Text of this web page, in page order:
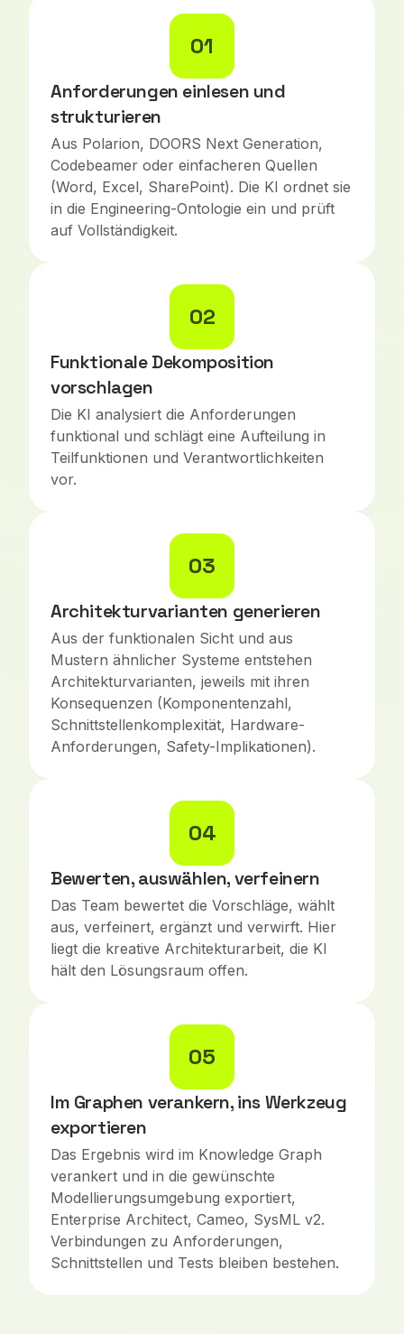
01
Anforderungen einlesen und
strukturieren
Aus Polarion, DOORS Next Generation,
Codebeamer oder einfacheren Quellen
(Word, Excel, SharePoint). Die KI ordnet sie
in die Engineering-Ontologie ein und prüft
auf Vollständigkeit.
02
Funktionale Dekomposition
vorschlagen
Die KI analysiert die Anforderungen
funktional und schlägt eine Aufteilung in
Teilfunktionen und Verantwortlichkeiten
vor.
03
Architekturvarianten generieren
Aus der funktionalen Sicht und aus
Mustern ähnlicher Systeme entstehen
Architekturvarianten, jeweils mit ihren
Konsequenzen (Komponentenzahl,
Schnittstellenkomplexität, Hardware-
Anforderungen, Safety-Implikationen).
04
Bewerten, auswählen, verfeinern
Das Team bewertet die Vorschläge, wählt
aus, verfeinert, ergänzt und verwirft. Hier
liegt die kreative Architekturarbeit, die KI
hält den Lösungsraum offen.
05
Im Graphen verankern, ins Werkzeug
exportieren
Das Ergebnis wird im Knowledge Graph
verankert und in die gewünschte
Modellierungsumgebung exportiert,
Enterprise Architect, Cameo, SysML v2.
Verbindungen zu Anforderungen,
Schnittstellen und Tests bleiben bestehen.